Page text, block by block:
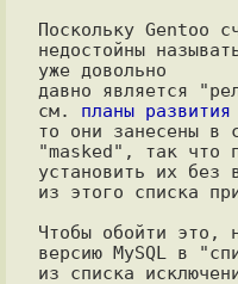
Поскольку Gentoo
недостойны
уже довольно
давно является
см. планы развития
то они занесены в
"masked", так что
установить их без
из этого списка
Чтобы обойти это,
версию MySQL в
из списка